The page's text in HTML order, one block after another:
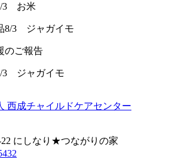
3 お米
のご報告
3 ジャガイモ
にしなり★つながりの家